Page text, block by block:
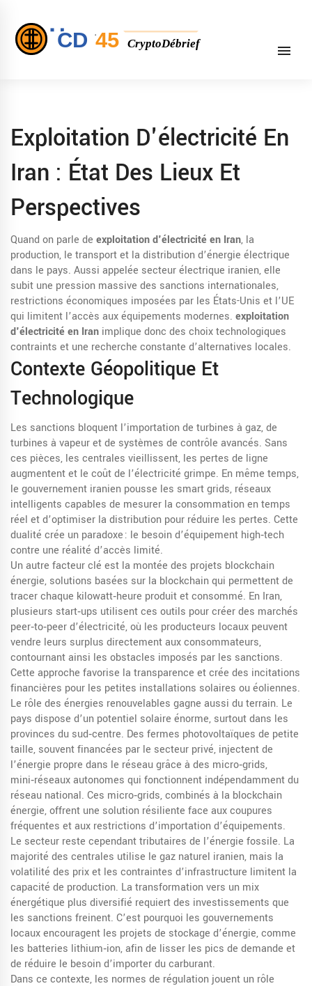
Exploitation D'électricité En
Iran : État Des Lieux Et
Perspectives
Quand on parle de exploitation d'électricité en Iran, la
production, le transport et la distribution d’énergie électrique
dans le pays. Aussi appelée secteur électrique iranien, elle
subit une pression massive des sanctions internationales,
restrictions économiques imposées par les États-Unis et l’UE
qui limitent l’accès aux équipements modernes. exploitation
d'électricité en Iran implique donc des choix technologiques
contraints et une recherche constante d’alternatives locales.
Contexte Géopolitique Et
Technologique
Les sanctions bloquent l’importation de turbines à gaz, de
turbines à vapeur et de systèmes de contrôle avancés. Sans
ces pièces, les centrales vieillissent, les pertes de ligne
augmentent et le coût de l’électricité grimpe. En même temps,
le gouvernement iranien pousse les smart grids, réseaux
intelligents capables de mesurer la consommation en temps
réel et d’optimiser la distribution pour réduire les pertes. Cette
dualité crée un paradoxe : le besoin d’équipement high‑tech
contre une réalité d’accès limité.
Un autre facteur clé est la montée des projets blockchain
énergie, solutions basées sur la blockchain qui permettent de
tracer chaque kilowatt‑heure produit et consommé. En Iran,
plusieurs start‑ups utilisent ces outils pour créer des marchés
peer‑to‑peer d’électricité, où les producteurs locaux peuvent
vendre leurs surplus directement aux consommateurs,
contournant ainsi les obstacles imposés par les sanctions.
Cette approche favorise la transparence et crée des incitations
financières pour les petites installations solaires ou éoliennes.
Le rôle des énergies renouvelables gagne aussi du terrain. Le
pays dispose d’un potentiel solaire énorme, surtout dans les
provinces du sud‑centre. Des fermes photovoltaïques de petite
taille, souvent financées par le secteur privé, injectent de
l’énergie propre dans le réseau grâce à des micro‑grids,
mini‑réseaux autonomes qui fonctionnent indépendamment du
réseau national. Ces micro‑grids, combinés à la blockchain
énergie, offrent une solution résiliente face aux coupures
fréquentes et aux restrictions d’importation d’équipements.
Le secteur reste cependant tributaires de l’énergie fossile. La
majorité des centrales utilise le gaz naturel iranien, mais la
volatilité des prix et les contraintes d’infrastructure limitent la
capacité de production. La transformation vers un mix
énergétique plus diversifié requiert des investissements que
les sanctions freinent. C’est pourquoi les gouvernements
locaux encouragent les projets de stockage d’énergie, comme
les batteries lithium‑ion, afin de lisser les pics de demande et
de réduire le besoin d’importer du carburant.
Dans ce contexte, les normes de régulation jouent un rôle